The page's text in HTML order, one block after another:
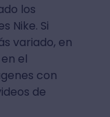
los
Nike. Si
variado, en
el
con
de